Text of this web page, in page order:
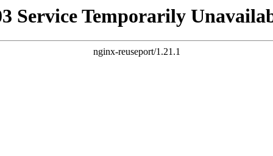
Service Temporarily
nginx-reuseport/1.21.1